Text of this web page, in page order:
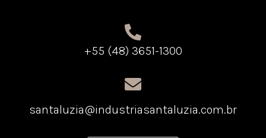
+55 (48) 3651-1300
santaluzia@industriasantaluzia.com.br